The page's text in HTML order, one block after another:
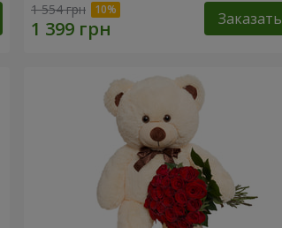
1 554 грн Заказать